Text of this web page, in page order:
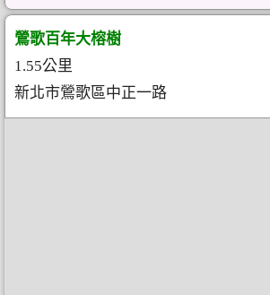
鶯歌百年大榕樹
1.55公里
新北市鶯歌區中正一路